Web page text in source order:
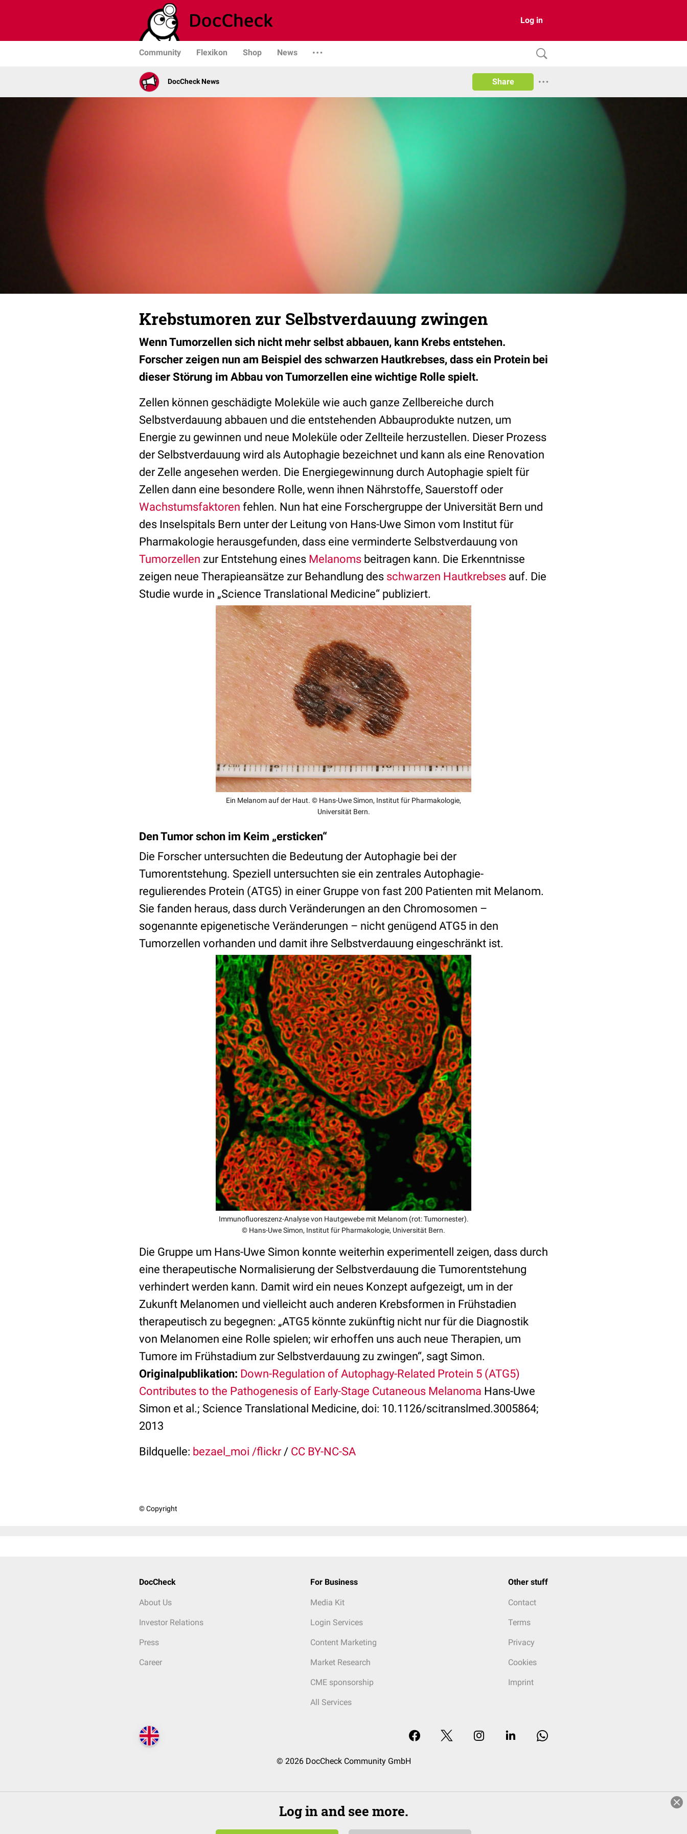
Log in
Community Flexikon Shop News
DocCheck News Share
Krebstumoren zur Selbstverdauung zwingen
Wenn Tumorzellen sich nicht mehr selbst abbauen, kann Krebs entstehen.
Forscher zeigen nun am Beispiel des schwarzen Hautkrebses, dass ein Protein bei
dieser Störung im Abbau von Tumorzellen eine wichtige Rolle spielt.
Zellen können geschädigte Moleküle wie auch ganze Zellbereiche durch
Selbstverdauung abbauen und die entstehenden Abbauprodukte nutzen, um
Energie zu gewinnen und neue Moleküle oder Zellteile herzustellen. Dieser Prozess
der Selbstverdauung wird als Autophagie bezeichnet und kann als eine Renovation
der Zelle angesehen werden. Die Energiegewinnung durch Autophagie spielt für
Zellen dann eine besondere Rolle, wenn ihnen Nährstoffe, Sauerstoff oder
Wachstumsfaktoren fehlen. Nun hat eine Forschergruppe der Universität Bern und
des Inselspitals Bern unter der Leitung von Hans-Uwe Simon vom Institut für
Pharmakologie herausgefunden, dass eine verminderte Selbstverdauung von
Tumorzellen zur Entstehung eines Melanoms beitragen kann. Die Erkenntnisse
zeigen neue Therapieansätze zur Behandlung des schwarzen Hautkrebses auf. Die
Studie wurde in „Science Translational Medicine“ publiziert.
Ein Melanom auf der Haut. © Hans-Uwe Simon, Institut für Pharmakologie,
Universität Bern.
Den Tumor schon im Keim „ersticken“
Die Forscher untersuchten die Bedeutung der Autophagie bei der
Tumorentstehung. Speziell untersuchten sie ein zentrales Autophagie-
regulierendes Protein (ATG5) in einer Gruppe von fast 200 Patienten mit Melanom.
Sie fanden heraus, dass durch Veränderungen an den Chromosomen –
sogenannte epigenetische Veränderungen – nicht genügend ATG5 in den
Tumorzellen vorhanden und damit ihre Selbstverdauung eingeschränkt ist.
Immunofluoreszenz-Analyse von Hautgewebe mit Melanom (rot: Tumornester).
© Hans-Uwe Simon, Institut für Pharmakologie, Universität Bern.
Die Gruppe um Hans-Uwe Simon konnte weiterhin experimentell zeigen, dass durch
eine therapeutische Normalisierung der Selbstverdauung die Tumorentstehung
verhindert werden kann. Damit wird ein neues Konzept aufgezeigt, um in der
Zukunft Melanomen und vielleicht auch anderen Krebsformen in Frühstadien
therapeutisch zu begegnen: „ATG5 könnte zukünftig nicht nur für die Diagnostik
von Melanomen eine Rolle spielen; wir erhoffen uns auch neue Therapien, um
Tumore im Frühstadium zur Selbstverdauung zu zwingen“, sagt Simon.
Originalpublikation: Down-Regulation of Autophagy-Related Protein 5 (ATG5)
Contributes to the Pathogenesis of Early-Stage Cutaneous Melanoma Hans-Uwe
Simon et al.; Science Translational Medicine, doi: 10.1126/scitranslmed.3005864;
2013
Bildquelle: bezael_moi /flickr/ CC BY-NC-SA
© Copyright
DocCheck
About Us
Investor Relations
Press
Career
For Business
Media Kit
Login Services
Content Marketing
Market Research
CME sponsorship
All Services
Other stuff
Contact
Terms
Privacy
Cookies
Imprint
© 2026 DocCheck Community GmbH
Log in and see more.